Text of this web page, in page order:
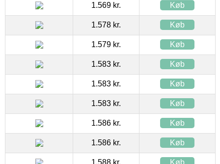
1.569 kr. Køb
1.578 kr. Køb
1.579 kr. Køb
1.583 kr. Køb
1.583 kr. Køb
1.583 kr. Køb
1.586 kr. Køb
1.586 kr. Køb
1.588 kr. Køb